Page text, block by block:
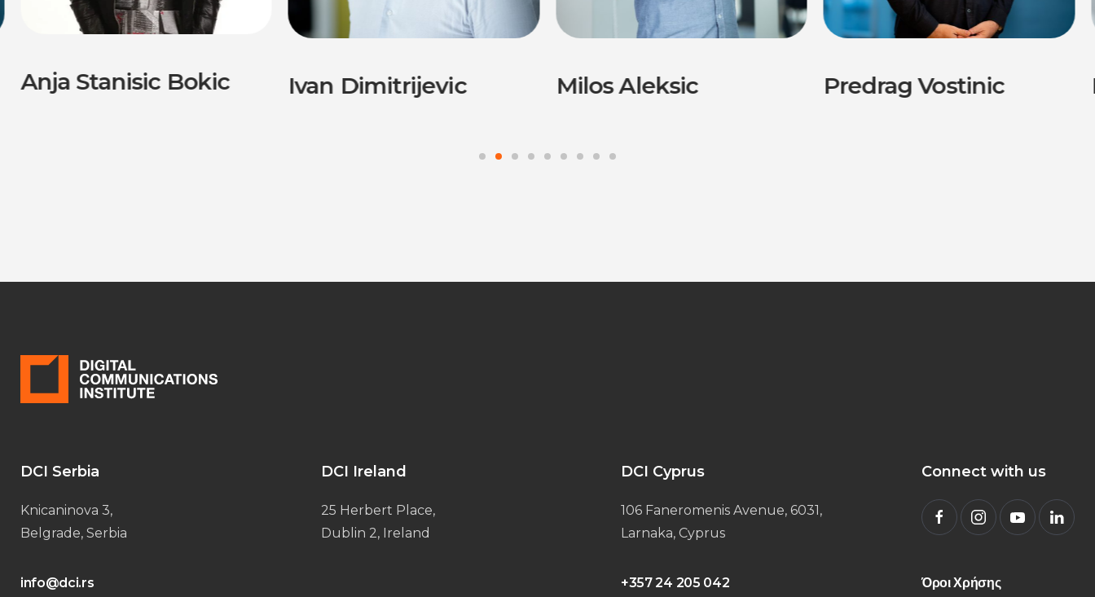
Anja Stanisic Bokic Ivan Dimitrijevic Milos Aleksic Predrag Vostinic
DCI Serbia
Knicaninova 3,
Belgrade, Serbia
info@dci.rs
DCI Ireland
25 Herbert Place,
Dublin 2, Ireland
DCI Cyprus
106 Faneromenis Avenue, 6031,
Larnaka, Cyprus
+357 24 205 042
Connect with us
Όροι Χρήσης